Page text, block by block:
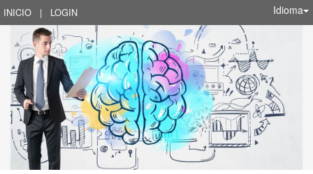
INICIO | LOGIN Idioma